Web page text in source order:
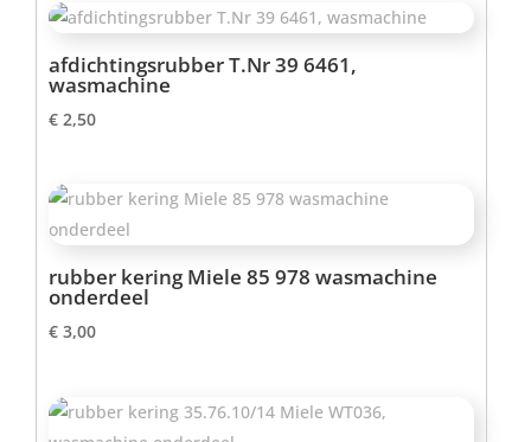
afdichtingsrubber T.Nr 39 6461,
wasmachine
€ 2,50
rubber kering Miele 85 978 wasmachine
onderdeel
€ 3,00